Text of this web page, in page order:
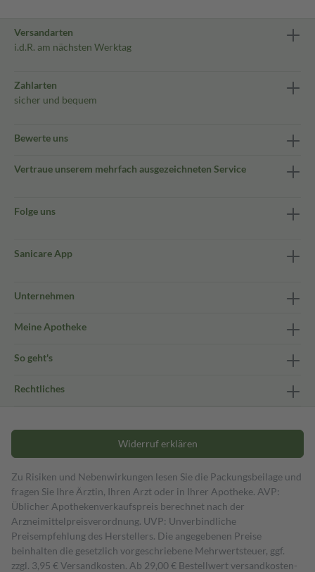
Versandarten
i.d.R. am nächsten Werktag
Zahlarten
sicher und bequem
Bewerte uns
Vertraue unserem mehrfach ausgezeichneten Service
Folge uns
Sanicare App
Unternehmen
Meine Apotheke
So geht's
Rechtliches
Widerruf erklären
Zu Risiken und Nebenwirkungen lesen Sie die Packungsbeilage und
fragen Sie Ihre Ärztin, Ihren Arzt oder in Ihrer Apotheke. AVP:
Üblicher Apothekenverkaufspreis berechnet nach der
Arzneimittelpreisverordnung. UVP: Unverbindliche
Preisempfehlung des Herstellers. Die angegebenen Preise
beinhalten die gesetzlich vorgeschriebene Mehrwertsteuer, ggf.
zzgl. 3,95 € Versandkosten. Ab 29,00 € Bestell­wert versand­kosten­